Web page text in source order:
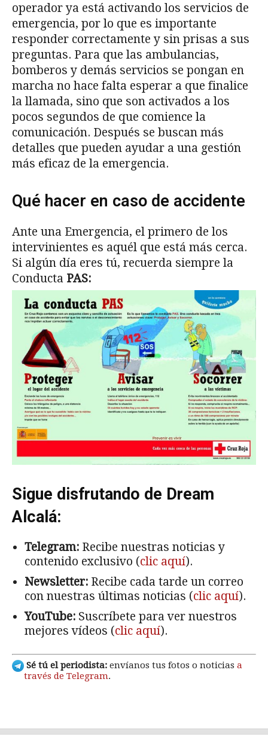
operador ya está activando los servicios de
emergencia, por lo que es importante
responder correctamente y sin prisas a sus
preguntas. Para que las ambulancias,
bomberos y demás servicios se pongan en
marcha no hace falta esperar a que finalice
la llamada, sino que son activados a los
pocos segundos de que comience la
comunicación. Después se buscan más
detalles que pueden ayudar a una gestión
más eficaz de la emergencia.
Qué hacer en caso de accidente
Ante una Emergencia, el primero de los
intervinientes es aquél que está más cerca.
Si algún día eres tú, recuerda siempre la
Conducta PAS:
Sigue disfrutando de Dream
Alcalá:
Telegram: Recibe nuestras noticias y
contenido exclusivo (clic aquí).
Newsletter: Recibe cada tarde un correo
con nuestras últimas noticias (clic aquí).
YouTube: Suscríbete para ver nuestros
mejores vídeos (clic aquí).
Sé tú el periodista: envíanos tus fotos o noticias a
través de Telegram.